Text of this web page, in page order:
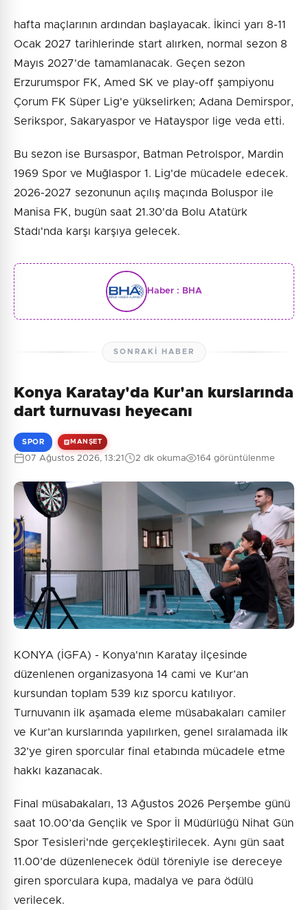
hafta maçlarının ardından başlayacak. İkinci yarı 8-11
Ocak 2027 tarihlerinde start alırken, normal sezon 8
Mayıs 2027'de tamamlanacak. Geçen sezon
Erzurumspor FK, Amed SK ve play-off şampiyonu
Çorum FK Süper Lig'e yükselirken; Adana Demirspor,
Serikspor, Sakaryaspor ve Hatayspor lige veda etti.
Bu sezon ise Bursaspor, Batman Petrolspor, Mardin
1969 Spor ve Muğlaspor 1. Lig'de mücadele edecek.
2026-2027 sezonunun açılış maçında Boluspor ile
Manisa FK, bugün saat 21.30'da Bolu Atatürk
Stadı'nda karşı karşıya gelecek.
Haber : BHA
SONRAKI HABER
Konya Karatay'da Kur'an kurslarında
dart turnuvası heyecanı
SPOR MANŞET
07 Ağustos 2026, 13:21 2 dk okuma 164 görüntülenme
KONYA (İGFA) - Konya'nın Karatay ilçesinde
düzenlenen organizasyona 14 cami ve Kur’an
kursundan toplam 539 kız sporcu katılıyor.
Turnuvanın ilk aşamada eleme müsabakaları camiler
ve Kur’an kurslarında yapılırken, genel sıralamada ilk
32’ye giren sporcular final etabında mücadele etme
hakkı kazanacak.
Final müsabakaları, 13 Ağustos 2026 Perşembe günü
saat 10.00’da Gençlik ve Spor İl Müdürlüğü Nihat Gün
Spor Tesisleri'nde gerçekleştirilecek. Aynı gün saat
11.00’de düzenlenecek ödül töreniyle ise dereceye
giren sporculara kupa, madalya ve para ödülü
verilecek.